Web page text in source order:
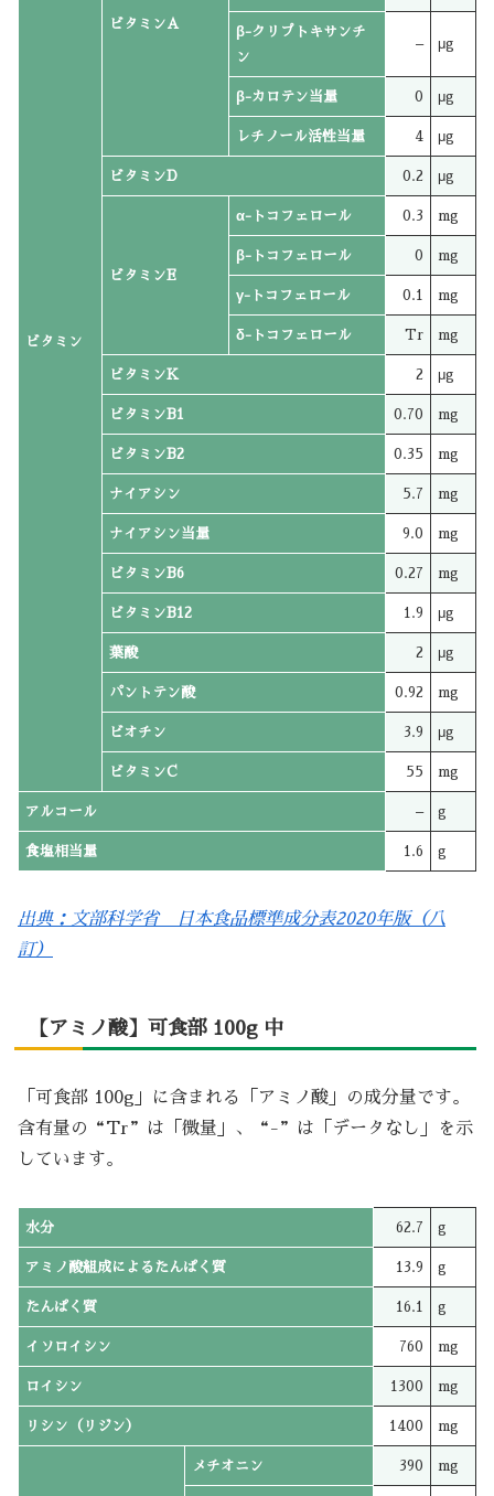
ビタミン
ビタミンA
β-クリプトキサンチ
ン
– μg
β-カロテン当量 0 μg
レチノール活性当量 4 μg
ビタミンD 0.2 μg
ビタミンE
α-トコフェロール 0.3 mg
β-トコフェロール 0 mg
γ-トコフェロール 0.1 mg
δ-トコフェロール Tr mg
ビタミンK 2 μg
ビタミンB1 0.70 mg
ビタミンB2 0.35 mg
ナイアシン 5.7 mg
ナイアシン当量 9.0 mg
ビタミンB6 0.27 mg
ビタミンB12 1.9 μg
葉酸 2 μg
パントテン酸 0.92 mg
ビオチン 3.9 μg
ビタミンC 55 mg
アルコール – g
食塩相当量 1.6 g
出典：文部科学省 日本食品標準成分表2020年版（八
訂）
【アミノ酸】可食部 100g 中
「可食部 100g」に含まれる「アミノ酸」の成分量です。
含有量の“Tr”は「微量」、“-”は「データなし」を示
しています。
水分 62.7 g
アミノ酸組成によるたんぱく質 13.9 g
たんぱく質 16.1 g
イソロイシン 760 mg
ロイシン 1300 mg
リシン（リジン） 1400 mg
メチオニン 390 mg